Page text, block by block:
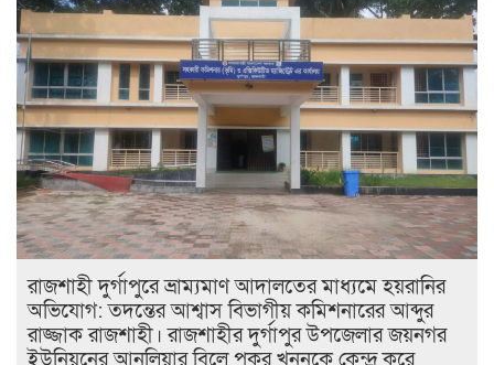
রাজশাহী দুর্গাপুরে ভ্রাম্যমাণ আদালতের মাধ্যমে হয়রানির
অভিযোগ: তদন্তের আশ্বাস বিভাগীয় কমিশনারের আব্দুর
রাজ্জাক রাজশাহী। রাজশাহীর দুর্গাপুর উপজেলার জয়নগর